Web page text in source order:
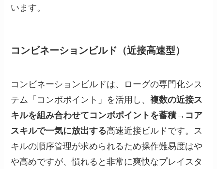
います。
コンビネーションビルド（近接高速型）
コンビネーションビルドは、ローグの専門化シス
テム「コンボポイント」を活用し、複数の近接ス
キルを組み合わせてコンボポイントを蓄積→コア
スキルで一気に放出する高速近接ビルドです。ス
キルの順序管理が求められるため操作難易度はや
や高めですが、慣れると非常に爽快なプレイスタ